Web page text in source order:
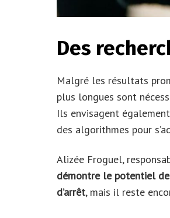
Des
Malgré les résultats
plus longues sont
Ils envisagent
des algorithmes pour
Alizée Froguel,
démontre le potentiel
d’arrêt, mais il reste